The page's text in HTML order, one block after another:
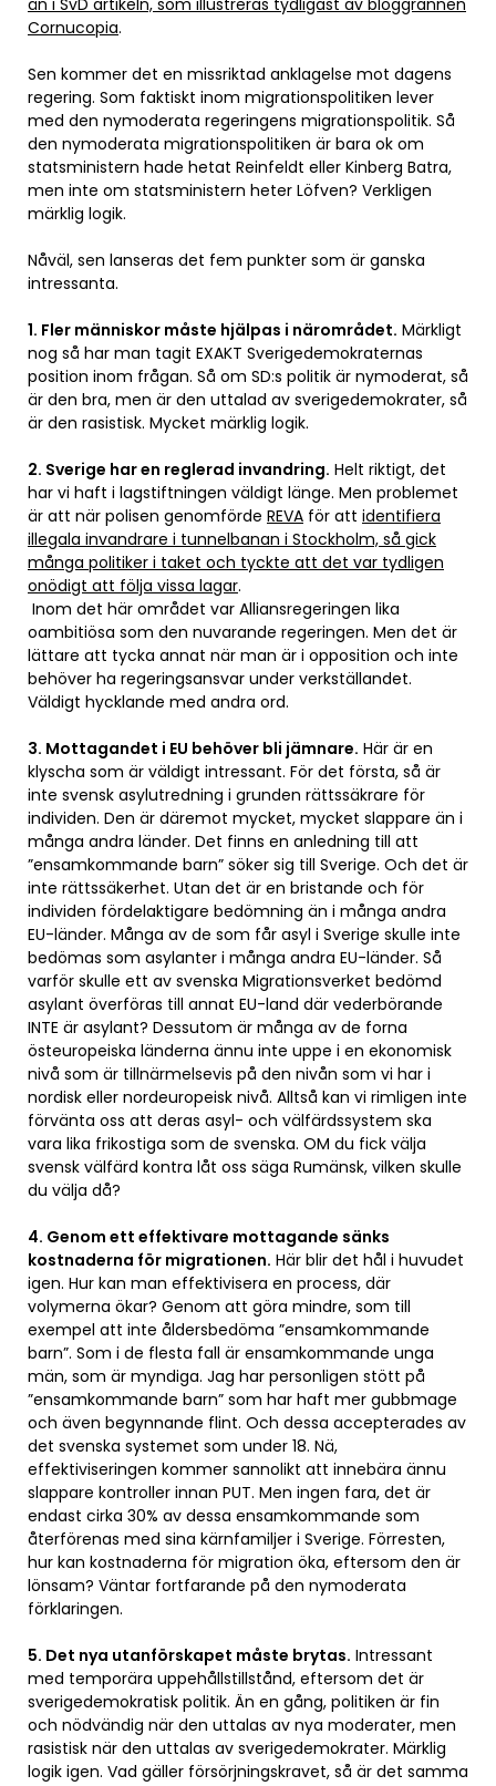
än i SvD artikeln, som illustreras tydligast av bloggrannen
Cornucopia.
Sen kommer det en missriktad anklagelse mot dagens
regering. Som faktiskt inom migrationspolitiken lever
med den nymoderata regeringens migrationspolitik. Så
den nymoderata migrationspolitiken är bara ok om
statsministern hade hetat Reinfeldt eller Kinberg Batra,
men inte om statsministern heter Löfven? Verkligen
märklig logik.
Nåväl, sen lanseras det fem punkter som är ganska
intressanta.
1. Fler människor måste hjälpas i närområdet. Märkligt
nog så har man tagit EXAKT Sverigedemokraternas
position inom frågan. Så om SD:s politik är nymoderat, så
är den bra, men är den uttalad av sverigedemokrater, så
är den rasistisk. Mycket märklig logik.
2. Sverige har en reglerad invandring. Helt riktigt, det
har vi haft i lagstiftningen väldigt länge. Men problemet
är att när polisen genomförde REVA för att identifiera
illegala invandrare i tunnelbanan i Stockholm, så gick
många politiker i taket och tyckte att det var tydligen
onödigt att följa vissa lagar.
Inom det här området var Alliansregeringen lika
oambitiösa som den nuvarande regeringen. Men det är
lättare att tycka annat när man är i opposition och inte
behöver ha regeringsansvar under verkställandet.
Väldigt hycklande med andra ord.
3. Mottagandet i EU behöver bli jämnare. Här är en
klyscha som är väldigt intressant. För det första, så är
inte svensk asylutredning i grunden rättssäkrare för
individen. Den är däremot mycket, mycket slappare än i
många andra länder. Det finns en anledning till att
”ensamkommande barn” söker sig till Sverige. Och det är
inte rättssäkerhet. Utan det är en bristande och för
individen fördelaktigare bedömning än i många andra
EU-länder. Många av de som får asyl i Sverige skulle inte
bedömas som asylanter i många andra EU-länder. Så
varför skulle ett av svenska Migrationsverket bedömd
asylant överföras till annat EU-land där vederbörande
INTE är asylant? Dessutom är många av de forna
östeuropeiska länderna ännu inte uppe i en ekonomisk
nivå som är tillnärmelsevis på den nivån som vi har i
nordisk eller nordeuropeisk nivå. Alltså kan vi rimligen inte
förvänta oss att deras asyl- och välfärdssystem ska
vara lika frikostiga som de svenska. OM du fick välja
svensk välfärd kontra låt oss säga Rumänsk, vilken skulle
du välja då?
4. Genom ett effektivare mottagande sänks
kostnaderna för migrationen. Här blir det hål i huvudet
igen. Hur kan man effektivisera en process, där
volymerna ökar? Genom att göra mindre, som till
exempel att inte åldersbedöma ”ensamkommande
barn”. Som i de flesta fall är ensamkommande unga
män, som är myndiga. Jag har personligen stött på
”ensamkommande barn” som har haft mer gubbmage
och även begynnande flint. Och dessa accepterades av
det svenska systemet som under 18. Nä,
effektiviseringen kommer sannolikt att innebära ännu
slappare kontroller innan PUT. Men ingen fara, det är
endast cirka 30% av dessa ensamkommande som
återförenas med sina kärnfamiljer i Sverige. Förresten,
hur kan kostnaderna för migration öka, eftersom den är
lönsam? Väntar fortfarande på den nymoderata
förklaringen.
5. Det nya utanförskapet måste brytas. Intressant
med temporära uppehållstillstånd, eftersom det är
sverigedemokratisk politik. Än en gång, politiken är fin
och nödvändig när den uttalas av nya moderater, men
rasistisk när den uttalas av sverigedemokrater. Märklig
logik igen. Vad gäller försörjningskravet, så är det samma